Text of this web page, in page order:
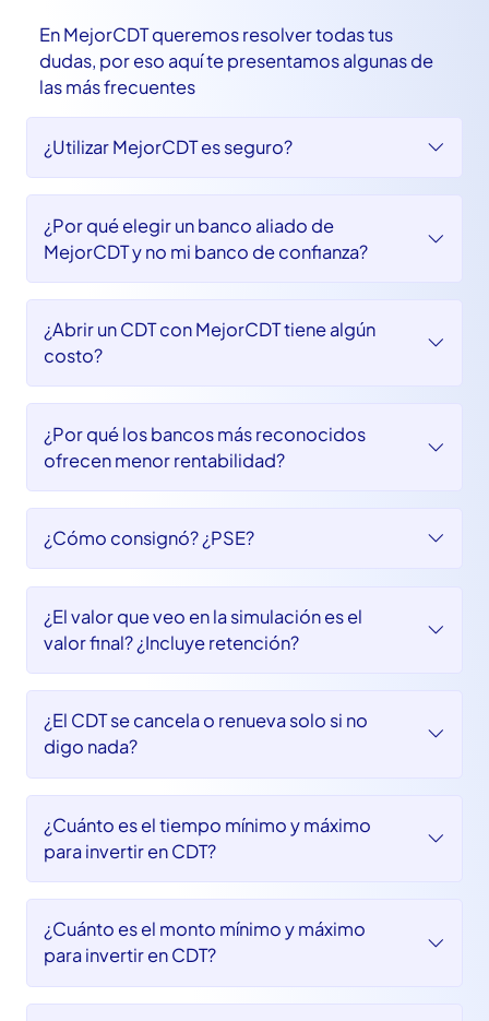
Invierte con seguridad
En MejorCDT queremos resolver todas tus
dudas, por eso aquí te presentamos algunas de
las más frecuentes
¿Utilizar MejorCDT es seguro?
¿Por qué elegir un banco aliado de
MejorCDT y no mi banco de confianza?
¿Abrir un CDT con MejorCDT tiene algún
costo?
¿Por qué los bancos más reconocidos
ofrecen menor rentabilidad?
¿El valor que veo en la simulación es el
valor final? ¿Incluye retención?
¿El CDT se cancela o renueva solo si no
digo nada?
¿Cuánto es el tiempo mínimo y máximo